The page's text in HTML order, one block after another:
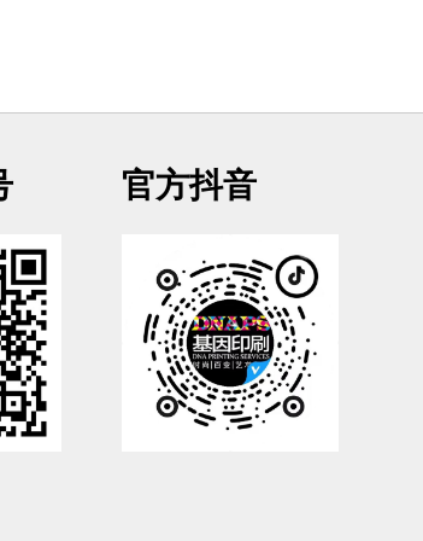
官方抖音